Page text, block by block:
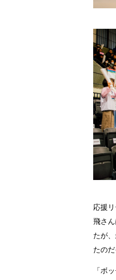
応援
飛さ
たが
たのだ
「ボ